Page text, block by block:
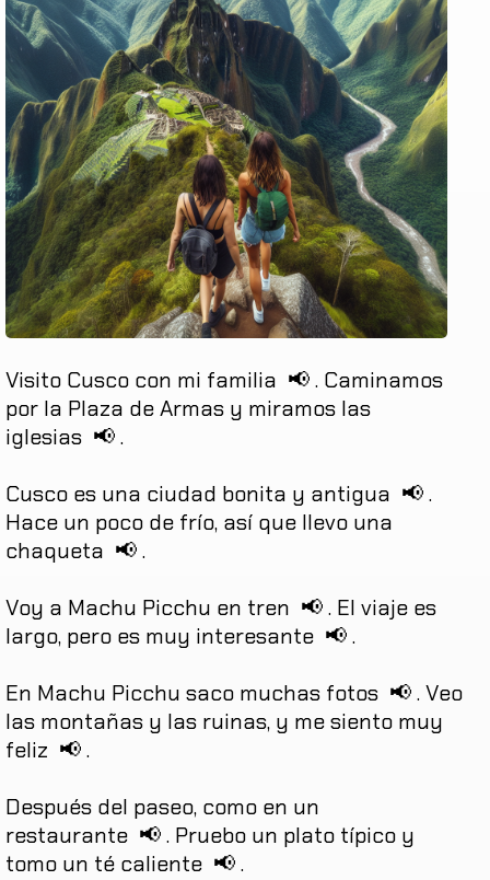
Visito Cusco con mi familia 📢. Caminamos
por la Plaza deArmas y miramos las
iglesias 📢.
Cusco es una ciudad bonita y antigua 📢.
Hace un poco de frío, así que llevo una
chaqueta 📢.
Voy a Machu Picchu en tren 📢. El viaje es
largo, pero es muy interesante 📢.
En Machu Picchu saco muchas fotos 📢. Veo
las montañas y las ruinas, y mesiento muy
feliz 📢.
Después del paseo, como en un
restaurante 📢. Pruebo un plato típico y
tomo un té caliente 📢.